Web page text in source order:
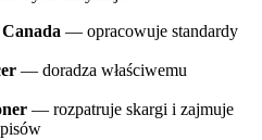
— opracowuje standardy
— doradza właściwemu
— rozpatruje skargi i zajmuje